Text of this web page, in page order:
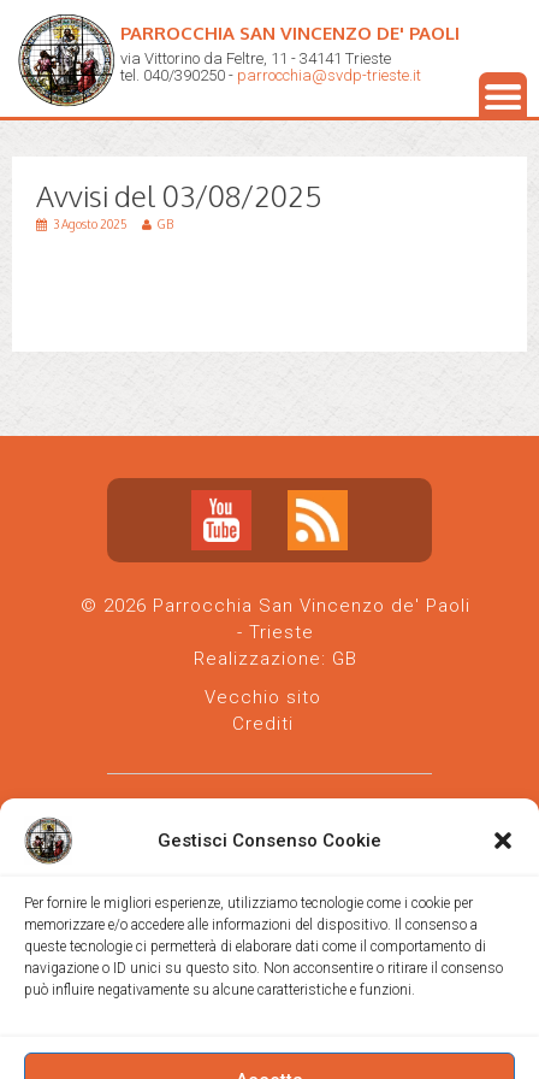
Gestisci Consenso Cookie
Per fornire le migliori esperienze, utilizziamo tecnologie come i cookie per
memorizzare e/o accedere alle informazioni del dispositivo. Il consenso a
queste tecnologie ci permetterà di elaborare dati come il comportamento di
navigazione o ID unici su questo sito. Non acconsentire o ritirare il consenso
può influire negativamente su alcune caratteristiche e funzioni.
PARROCCHIA SAN VINCENZO DE' PAOLI
via Vittorino da Feltre, 11 - 34141 Trieste
tel. 040/390250 - parrocchia@svdp-trieste.it
Avvisi del 03/08/2025
3 Agosto 2025 GB
© 2026 Parrocchia San Vincenzo de' Paoli
- Trieste
Realizzazione: GB
Vecchio sito
Crediti
Parrocchia san Vincenzo de' Paoli-Diocesi
di Trieste
via Vittorino da Feltre, 11 (chiesa)
Trieste